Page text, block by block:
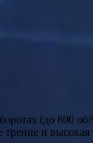
(до 800
и высокая